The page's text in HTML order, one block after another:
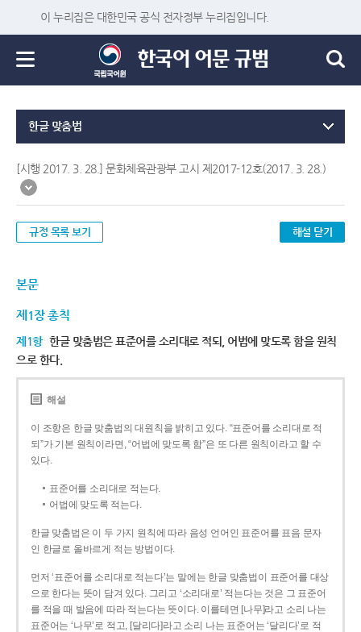
이 누리집은 대한민국 공식 전자정부 누리집입니다.
한글 맞춤법
[시행 2017. 3. 28.] 문화체육관광부 고시 제2017-12호(2017. 3. 28.)
규정 목록 보기 해설 닫기
본문
제1장 총칙
제1항 한글 맞춤법은 표준어를 소리대로 적되, 어법에 맞도록 함을 원칙
으로 한다.
해설
이 조항은 한글 맞춤법의 대원칙을 밝히고 있다. “표준어를 소리대로 적
되”가 기본 원칙이라면, “어법에 맞도록 함”은 또 다른 원칙이라고 할 수
있다.
표준어를 소리대로 적는다.
어법에 맞도록 적는다.
한글 맞춤법은 이 두 가지 원칙에 따라 음성 언어인 표준어를 표음 문자
인 한글로 올바르게 적는 방법이다.
먼저 ‘표준어를 소리대로 적는다’는 말에는 한글 맞춤법이 표준어를 대상
으로 한다는 뜻이 담겨 있다. 그리고 ‘소리대로’ 적는다는 것은 그 표준어
를 적을 때 발음에 따라 적는다는 뜻이다. 이를테면 [나무]라고 소리 나는
표준어는 ‘나무’로 적고, [달리다]라고 소리 나는 표준어는 ‘달리다’로 적